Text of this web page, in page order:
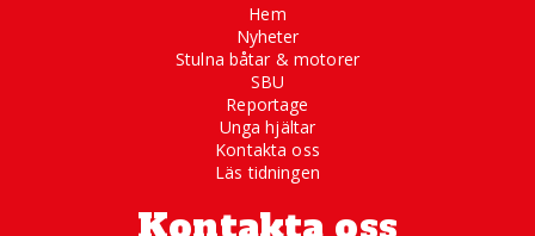
Hem
Nyheter
Stulna båtar & motorer
SBU
Reportage
Unga hjältar
Kontakta oss
Läs tidningen